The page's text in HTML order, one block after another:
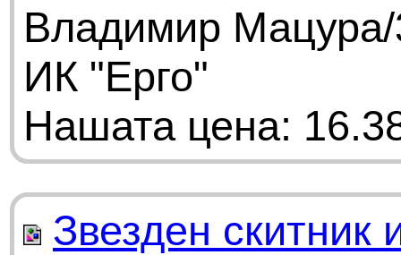
Владимир
ИК "Ерго"
Нашата цена:
Звезден скитник